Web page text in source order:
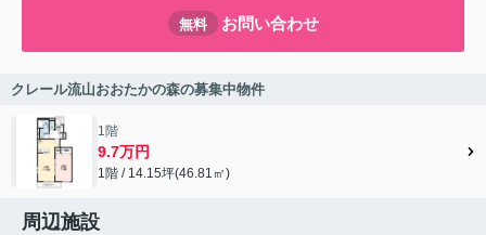
無料 お問い合わせ
クレール流山おおたかの森の募集中物件
1階
9.7万円
1階 / 14.15坪(46.81㎡)
周辺施設